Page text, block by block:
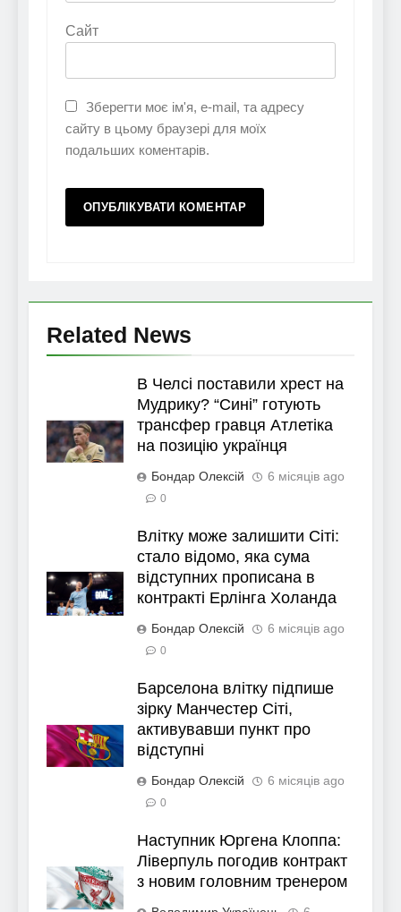
Сайт
Зберегти моє ім'я, e-mail, та адресу
сайту в цьому браузері для моїх
подальших коментарів.
Related News
В Челсі поставили хрест на
Мудрику? “Сині” готують
трансфер гравця Атлетіка
на позицію українця
Бондар Олексій 6 місяців ago
0
Влітку може залишити Сіті:
стало відомо, яка сума
відступних прописана в
контракті Ерлінга Холанда
Бондар Олексій 6 місяців ago
0
Барселона влітку підпише
зірку Манчестер Сіті,
активувавши пункт про
відступні
Бондар Олексій 6 місяців ago
0
Наступник Юргена Клоппа:
Ліверпуль погодив контракт
з новим головним тренером